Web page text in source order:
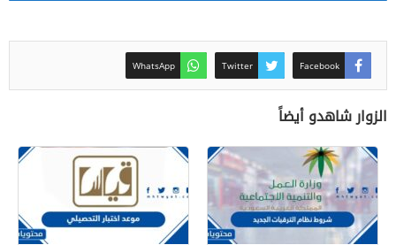
Facebook
Twitter
WhatsApp
الزوار شاهدو أيضاً